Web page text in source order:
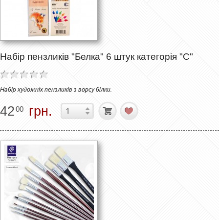
Набір пензликів "Белка" 6 штук категорія "C"
Набір художніх пензликів з ворсу білки.
4200 грн.